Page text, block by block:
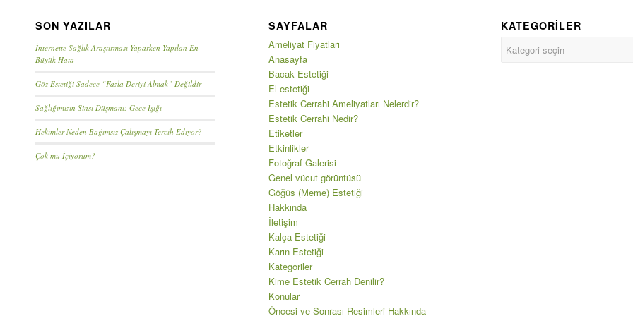
SON YAZILAR
İnternette Sağlık Araştırması Yaparken Yapılan En
Büyük Hata
Göz Estetiği Sadece “Fazla Deriyi Almak” Değildir
Sağlığımızın Sinsi Düşmanı: Gece Işığı
Hekimler Neden Bağımsız Çalışmayı Tercih Ediyor?
Çok mu İçiyorum?
SAYFALAR
Ameliyat Fiyatları
Anasayfa
Bacak Estetiği
El estetiği
Estetik Cerrahi Ameliyatları Nelerdir?
Estetik Cerrahi Nedir?
Etiketler
Etkinlikler
Fotoğraf Galerisi
Genel vücut görüntüsü
Göğüs (Meme) Estetiği
Hakkında
İletişim
Kalça Estetiği
Karın Estetiği
Kategoriler
Kime Estetik Cerrah Denilir?
Konular
Öncesi ve Sonrası Resimleri Hakkında
KATEGORILER